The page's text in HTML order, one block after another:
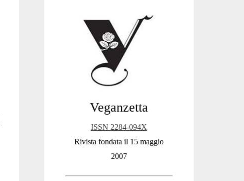
Sidebar
Veganzetta
ISSN 2284-094X
Rivista fondata il 15 maggio
2007